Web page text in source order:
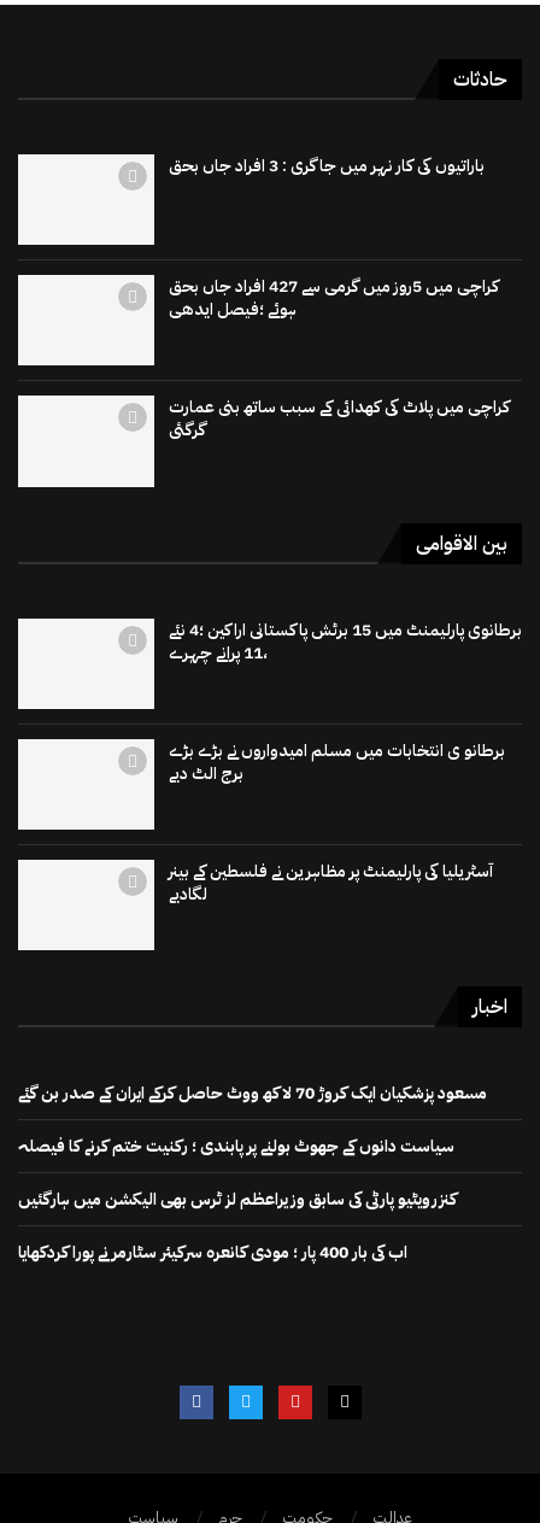
حادثات
باراتیوں کی کار نہر میں جاگری : 3 افراد جاں بحق
کراچی میں 5روز میں گرمی سے 427 افراد جاں بحق
ہوئے ؛فیصل ایدھی
کراچی میں پلاٹ کی کھدائی کے سبب ساتھ بنی عمارت
گرگئی
بین الاقوامی
برطانوی پارلیمنٹ میں 15 برٹش پاکستانی اراکین ؛4 نئے
،11 پرانے چہرے
برطانو ی انتخابات میں مسلم امیدواروں نے بڑے بڑے
برج الٹ دیے
آسٹریلیا کی پارلیمنٹ پر مظاہرین نے فلسطین کے بینر
لگادیے
اخبار
مسعود پزشکیان ایک کروڑ 70 لاکھ ووٹ حاصل کرکے ایران کے صدر بن گئے
سیاست دانوں کے جھوٹ بولنے پر پابندی ؛ رکنیت ختم کرنے کا فیصلہ
کنزرویٹیو پارٹی کی سابق وزیراعظم لز ٹرس بھی الیکشن میں ہارگئیں
اب کی بار 400 پار ؛ مودی کانعرہ سرکیئر سٹارمر نے پورا کردکھایا
سیاست جرم حکومت عدالت